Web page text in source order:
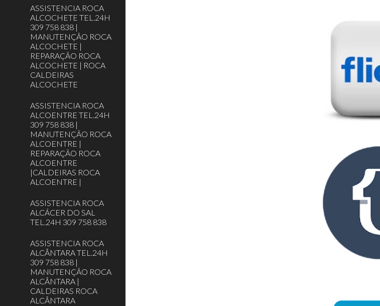
ASSISTENCIA ROCA
ALCOCHETE TEL.24H
309 758 838 |
MANUTENÇÃO ROCA
ALCOCHETE |
REPARAÇÃO ROCA
ALCOCHETE | ROCA
CALDEIRAS
ALCOCHETE
ASSISTENCIA ROCA
ALCOENTRE TEL.24H
309 758 838 |
MANUTENÇÃO ROCA
ALCOENTRE |
REPARAÇÃO ROCA
ALCOENTRE
|CALDEIRAS ROCA
ALCOENTRE |
ASSISTENCIA ROCA
ALCÁCER DO SAL
TEL.24H 309 758 838
ASSISTENCIA ROCA
ALCÂNTARA TEL.24H
309 758 838 |
MANUTENÇÃO ROCA
ALCÂNTARA |
CALDEIRAS ROCA
ALCÂNTARA